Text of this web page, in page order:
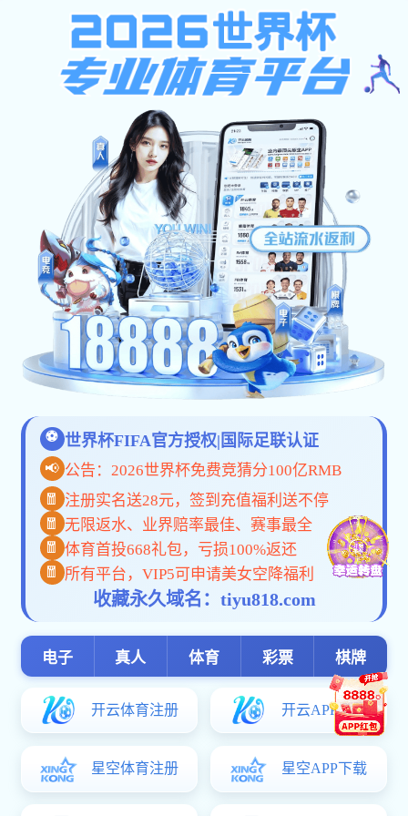
部门简介
工作职责
人员分工
校友组织
银河棋牌游戏 学院
各地校友会
院系分会
学生助理团
校友风采
首页 > 校友商城
校友商城